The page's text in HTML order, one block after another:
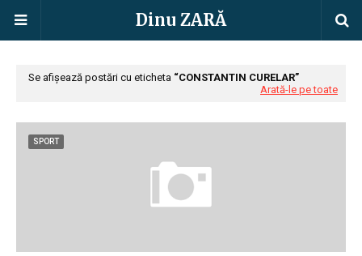
Dinu ZARĂ
Se afișează postări cu eticheta
CONSTANTIN CURELAR
Arată-le pe toate
SPORT